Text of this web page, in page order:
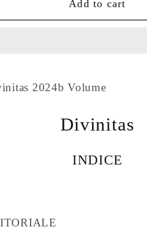
Divinitas
2024-
Add to cart
2024b Volume
Divinitas
INDICE